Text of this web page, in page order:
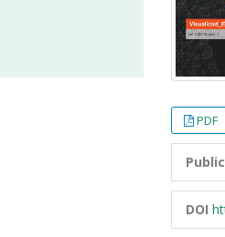
PDF
DOI